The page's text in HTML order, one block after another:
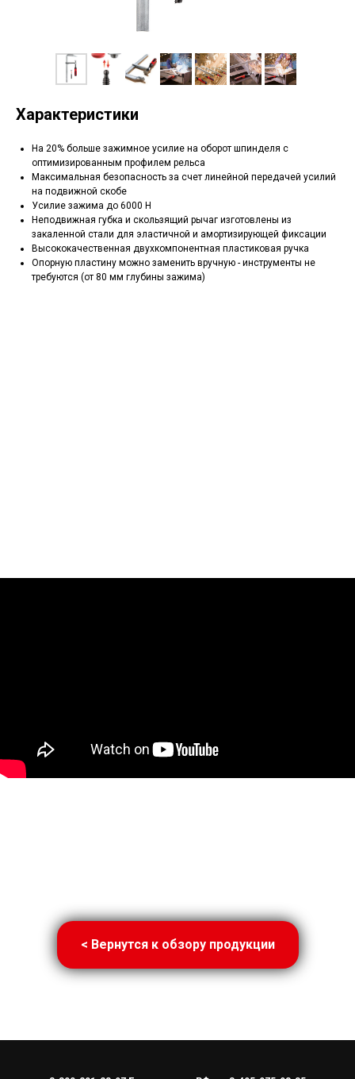
Характеристики
На 20% больше зажимное усилие на оборот шпинделя с
оптимизированным профилем рельса
Максимальная безопасность за счет линейной передачей усилий
на подвижной скобе
Усилие зажима до 6000 Н
Неподвижная губка и скользящий рычаг изготовлены из
закаленной стали для эластичной и амортизирующей фиксации
Высококачественная двухкомпонентная пластиковая ручка
Опорную пластину можно заменить вручную - инструменты не
требуются (от 80 мм глубины зажима)
< Вернутся к обзору продукции